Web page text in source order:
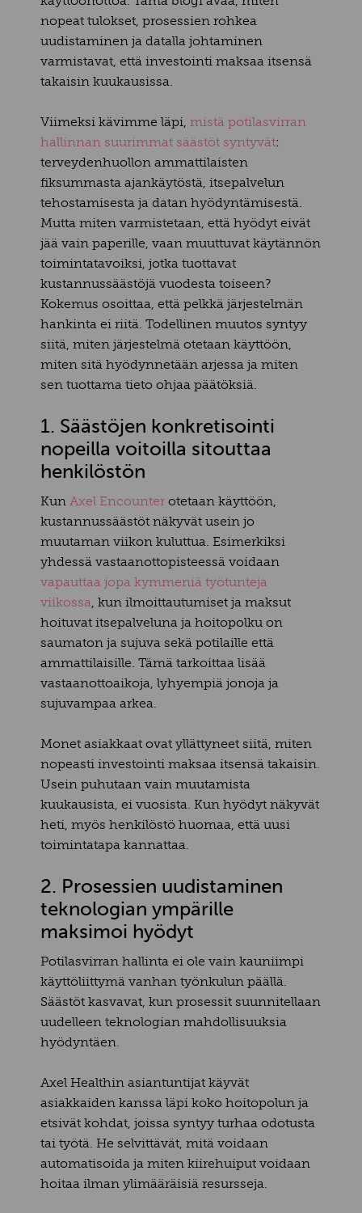
nopeat tulokset, prosessien rohkea
uudistaminen ja datalla johtaminen
varmistavat, että investointi maksaa itsensä
takaisin kuukausissa.
Viimeksi kävimme läpi mistä potilasvirran
hallinnan suurimmat säästöt syntyvät:
terveydenhuollon ammattilaisten
fiksummasta ajankäytöstä, itsepalvelun
tehostamisesta ja datan hyödyntämisestä.
Mutta miten varmistetaan, että hyödyt eivät
jää vain paperille, vaan muuttuvat käytännön
toimintatavoiksi, jotka tuottavat
kustannussäästöjä vuodesta toiseen?
Kokemus osoittaa, että pelkkä järjestelmän
hankinta ei riitä. Todellinen muutos syntyy
siitä, miten järjestelmä otetaan käyttöön,
miten sitä hyödynnetään arjessa ja miten
sen tuottama tieto ohjaa päätöksiä.
1. Säästöjen konkretisointi
nopeilla voitoilla sitouttaa
henkilöstön
Kun Axel Encounter otetaan käyttöön,
kustannussäästöt näkyvät usein jo
muutaman viikon kuluttua. Esimerkiksi
yhdessä vastaanottopisteessä voidaan
vapauttaa jopa kymmeniä työtunteja
viikossa , kun ilmoittautumiset ja maksut
hoituvat itsepalveluna ja hoitopolku on
saumaton ja sujuva sekä potilaille että
ammattilaisille. Tämä tarkoittaa lisää
vastaanottoaikoja, lyhyempiä jonoja ja
sujuvampaa arkea.
Monet asiakkaat ovat yllättyneet siitä, miten
nopeasti investointi maksaa itsensä takaisin.
Usein puhutaan vain muutamista
kuukausista, ei vuosista. Kun hyödyt näkyvät
heti, myös henkilöstö huomaa, että uusi
toimintatapa kannattaa.
2. Prosessien uudistaminen
teknologian ympärille
maksimoi hyödyt
Potilasvirran hallinta ei ole vain kauniimpi
käyttöliittymä vanhan työnkulun päällä.
Säästöt kasvavat, kun prosessit suunnitellaan
uudelleen teknologian mahdollisuuksia
hyödyntäen.
Axel Healthin asiantuntijat käyvät
asiakkaiden kanssa läpi koko hoitopolun ja
etsivät kohdat, joissa syntyy turhaa odotusta
tai työtä. He selvittävät, mitä voidaan
automatisoida ja miten kiirehuiput voidaan
hoitaa ilman ylimääräisiä resursseja.